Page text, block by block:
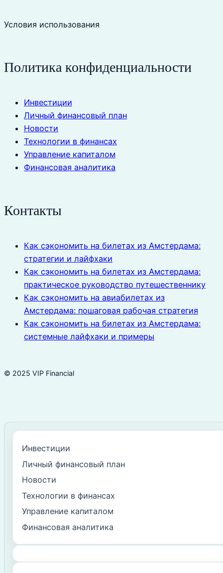
Условия использования
Политика конфиденциальности
Инвестиции
Личный финансовый план
Новости
Технологии в финансах
Управление капиталом
Финансовая аналитика
Контакты
Как сэкономить на билетах из Амстердама:
стратегии и лайфхаки
Как сэкономить на билетах из Амстердама:
практическое руководство путешественнику
Как сэкономить на авиабилетах из
Амстердама: пошаговая рабочая стратегия
Как сэкономить на билетах из Амстердама:
системные лайфхаки и примеры
© 2025 VIP Financial
Инвестиции
Личный финансовый план
Новости
Технологии в финансах
Управление капиталом
Финансовая аналитика